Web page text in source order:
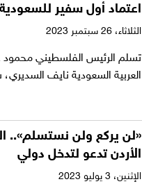
اعتماد أول سفير
الثلاثاء،
تسلم الرئيس الفلسطيني محمود
العربية السعودية نايف
«لن يركع ولن نستسلم»..
الأردن تدعو لتدخل دولي
الإثنين،